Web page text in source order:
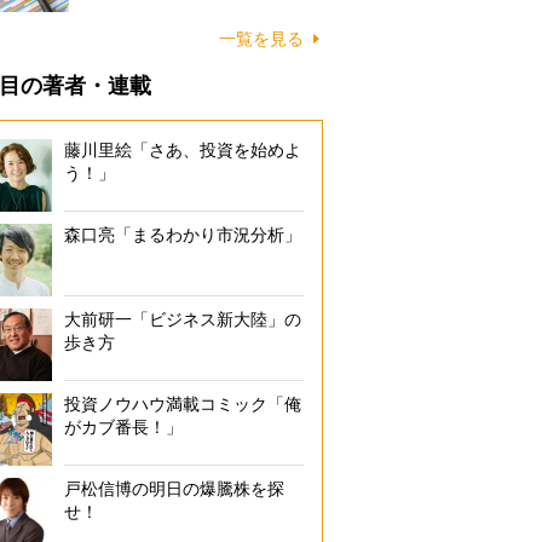
一覧を見る
の著者・連載
藤川里絵「さあ、投資を始めよ
う！」
森口亮「まるわかり市況分析」
大前研一「ビジネス新大陸」の
歩き方
投資ノウハウ満載コミック「俺
がカブ番長！」
戸松信博の明日の爆騰株を探
せ！